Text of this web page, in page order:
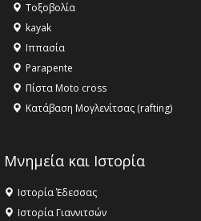
11:36 -Λάκης Βασιλειάδης,
το Μουσείο της Πέλλας, Λουτρά
18:09 -
όμορφο θερινό σινεμά της
Τοξοβολία
kayak
Ιππασία
Parapente
Πίστα Moto cross
Κατάβαση Μογλενίτσας (rafting)
Μνημεία και Ιστορία
Ιστορία Έδεσσας
Ιστορία Γιαννιτσών